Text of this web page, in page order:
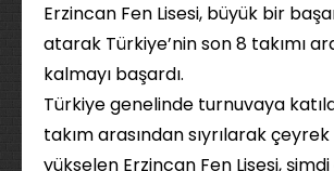
Erzincan Fen Lisesi, büyük bir
atarak Türkiye’nin son 8 takımı
kalmayı başardı.
Türkiye genelinde turnuvaya
takım arasından sıyrılarak
yükselen Erzincan Fen Lisesi,